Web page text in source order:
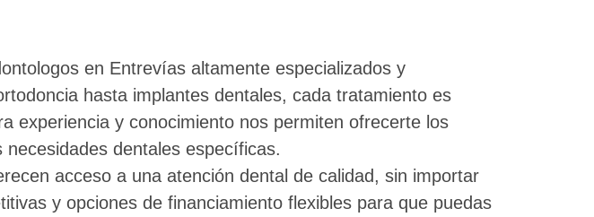
en Entrevías altamente especializados y
hasta implantes dentales, cada tratamiento es
experiencia y conocimiento nos permiten ofrecerte los
dentales específicas.
acceso a una atención dental de calidad, sin importar
y opciones de financiamiento flexibles para que puedas